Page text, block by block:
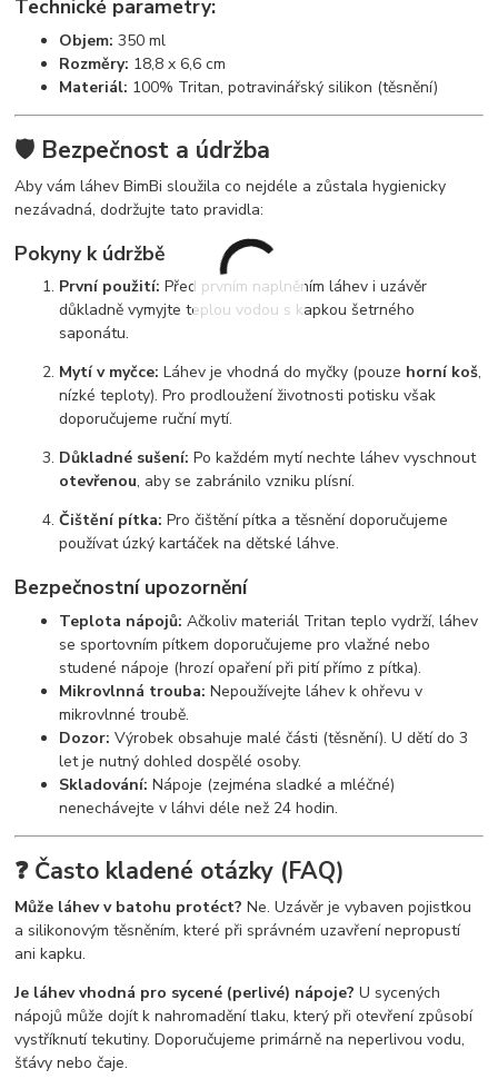
Technické parametry:
Objem: 350 ml
Rozměry: 18,8 x 6,6 cm
Materiál: 100% Tritan, potravinářský silikon (těsnění)
🛡️ Bezpečnost a údržba
Aby vám láhev BimBi sloužila co nejdéle a zůstala hygienicky
nezávadná, dodržujte tato pravidla:
Pokyny k údržbě
První použití: Před prvním naplněním láhev i uzávěr
důkladně vymyjte teplou vodou s kapkou šetrného
saponátu.
Mytí v myčce: Láhev je vhodná do myčky (pouze horní koš,
nízké teploty). Pro prodloužení životnosti potisku však
doporučujeme ruční mytí.
Důkladné sušení: Po každém mytí nechte láhev vyschnout
otevřenou, aby se zabránilo vzniku plísní.
Čištění pítka: Pro čištění pítka a těsnění doporučujeme
používat úzký kartáček na dětské láhve.
Bezpečnostní upozornění
Teplota nápojů: Ačkoliv materiál Tritan teplo vydrží, láhev
se sportovním pítkem doporučujeme pro vlažné nebo
studené nápoje (hrozí opaření při pití přímo z pítka).
Mikrovlnná trouba: Nepoužívejte láhev k ohřevu v
mikrovlnné troubě.
Dozor: Výrobek obsahuje malé části (těsnění). U dětí do 3
let je nutný dohled dospělé osoby.
Skladování: Nápoje (zejména sladké a mléčné)
nenechávejte v láhvi déle než 24 hodin.
❓ Často kladené otázky (FAQ)
Může láhev v batohu protéct? Ne. Uzávěr je vybaven pojistkou
a silikonovým těsněním, které při správném uzavření nepropustí
ani kapku.
Je láhev vhodná pro sycené (perlivé) nápoje? U sycených
nápojů může dojít k nahromadění tlaku, který při otevření způsobí
vystříknutí tekutiny. Doporučujeme primárně na neperlivou vodu,
šťávy nebo čaje.